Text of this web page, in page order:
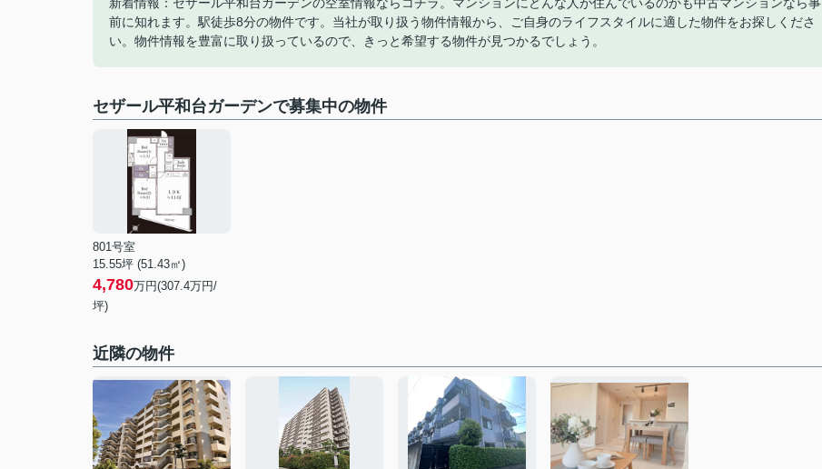
前に知れます。駅徒歩8分の物件です。当社が取り扱う物件情報から、ご自身のライフスタイルに適した物件をお探しくださ
い。物件情報を豊富に取り扱っているので、きっと希望する物件が見つかるでしょう。
セザール平和台ガーデンで募集中の物件
801号室
15.55坪 (51.43㎡)
4,780万円(307.4万円/
坪)
近隣の物件